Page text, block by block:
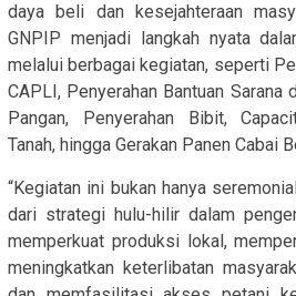
daya beli dan kesejahteraan
GNPIP menjadi langkah nyata
melalui berbagai kegiatan, seperti
CAPLI, Penyerahan Bantuan Sarana
Pangan, Penyerahan Bibit,
Tanah, hingga Gerakan Panen Cabai
“Kegiatan ini bukan hanya
dari strategi hulu-hilir dalam
memperkuat produksi lokal,
meningkatkan keterlibatan